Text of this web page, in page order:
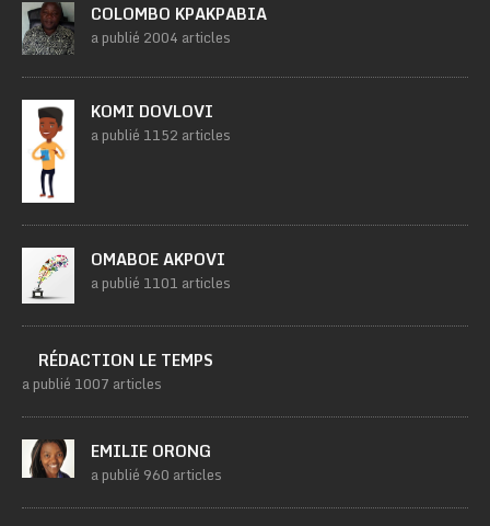
COLOMBO KPAKPABIA
a publié 2004 articles
KOMI DOVLOVI
a publié 1152 articles
OMABOE AKPOVI
a publié 1101 articles
RÉDACTION LE TEMPS
a publié 1007 articles
EMILIE ORONG
a publié 960 articles